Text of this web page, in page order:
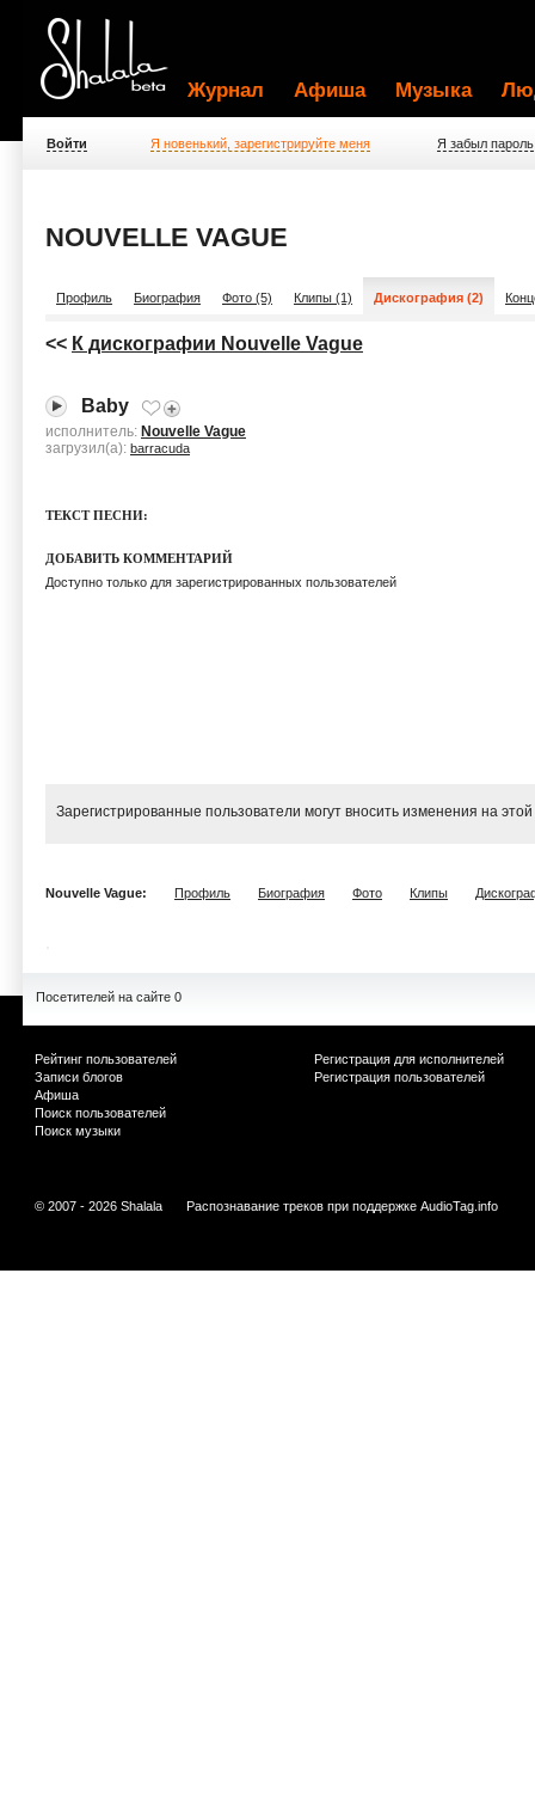
Журнал Афиша Музыка
Войти Я новенький, зарегистрируйте меня Я забыл пароль
NOUVELLE VAGUE
Профиль Биография Фото (5) Клипы (1) Дискография (2)
<< К дискографии Nouvelle Vague
Baby
исполнитель: Nouvelle Vague
загрузил(а): barracuda
ТЕКСТ ПЕСНИ:
ДОБАВИТЬ КОММЕНТАРИЙ
Доступно только для зарегистрированных пользователей
Зарегистрированные пользователи могут вносить изменения на
Nouvelle Vague: Профиль Биография Фото Клипы
Посетителей на сайте 0
Рейтинг пользователей
Записи блогов
Афиша
Поиск пользователей
Поиск музыки
Регистрация для исполнителей
Регистрация пользователей
© 2007 - 2026 Shalala Распознавание треков при поддержке AudioTag.info